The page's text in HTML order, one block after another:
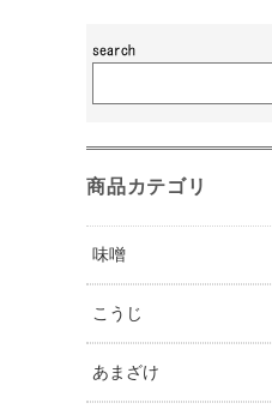
商品カテゴリ
味噌
こうじ
あまざけ